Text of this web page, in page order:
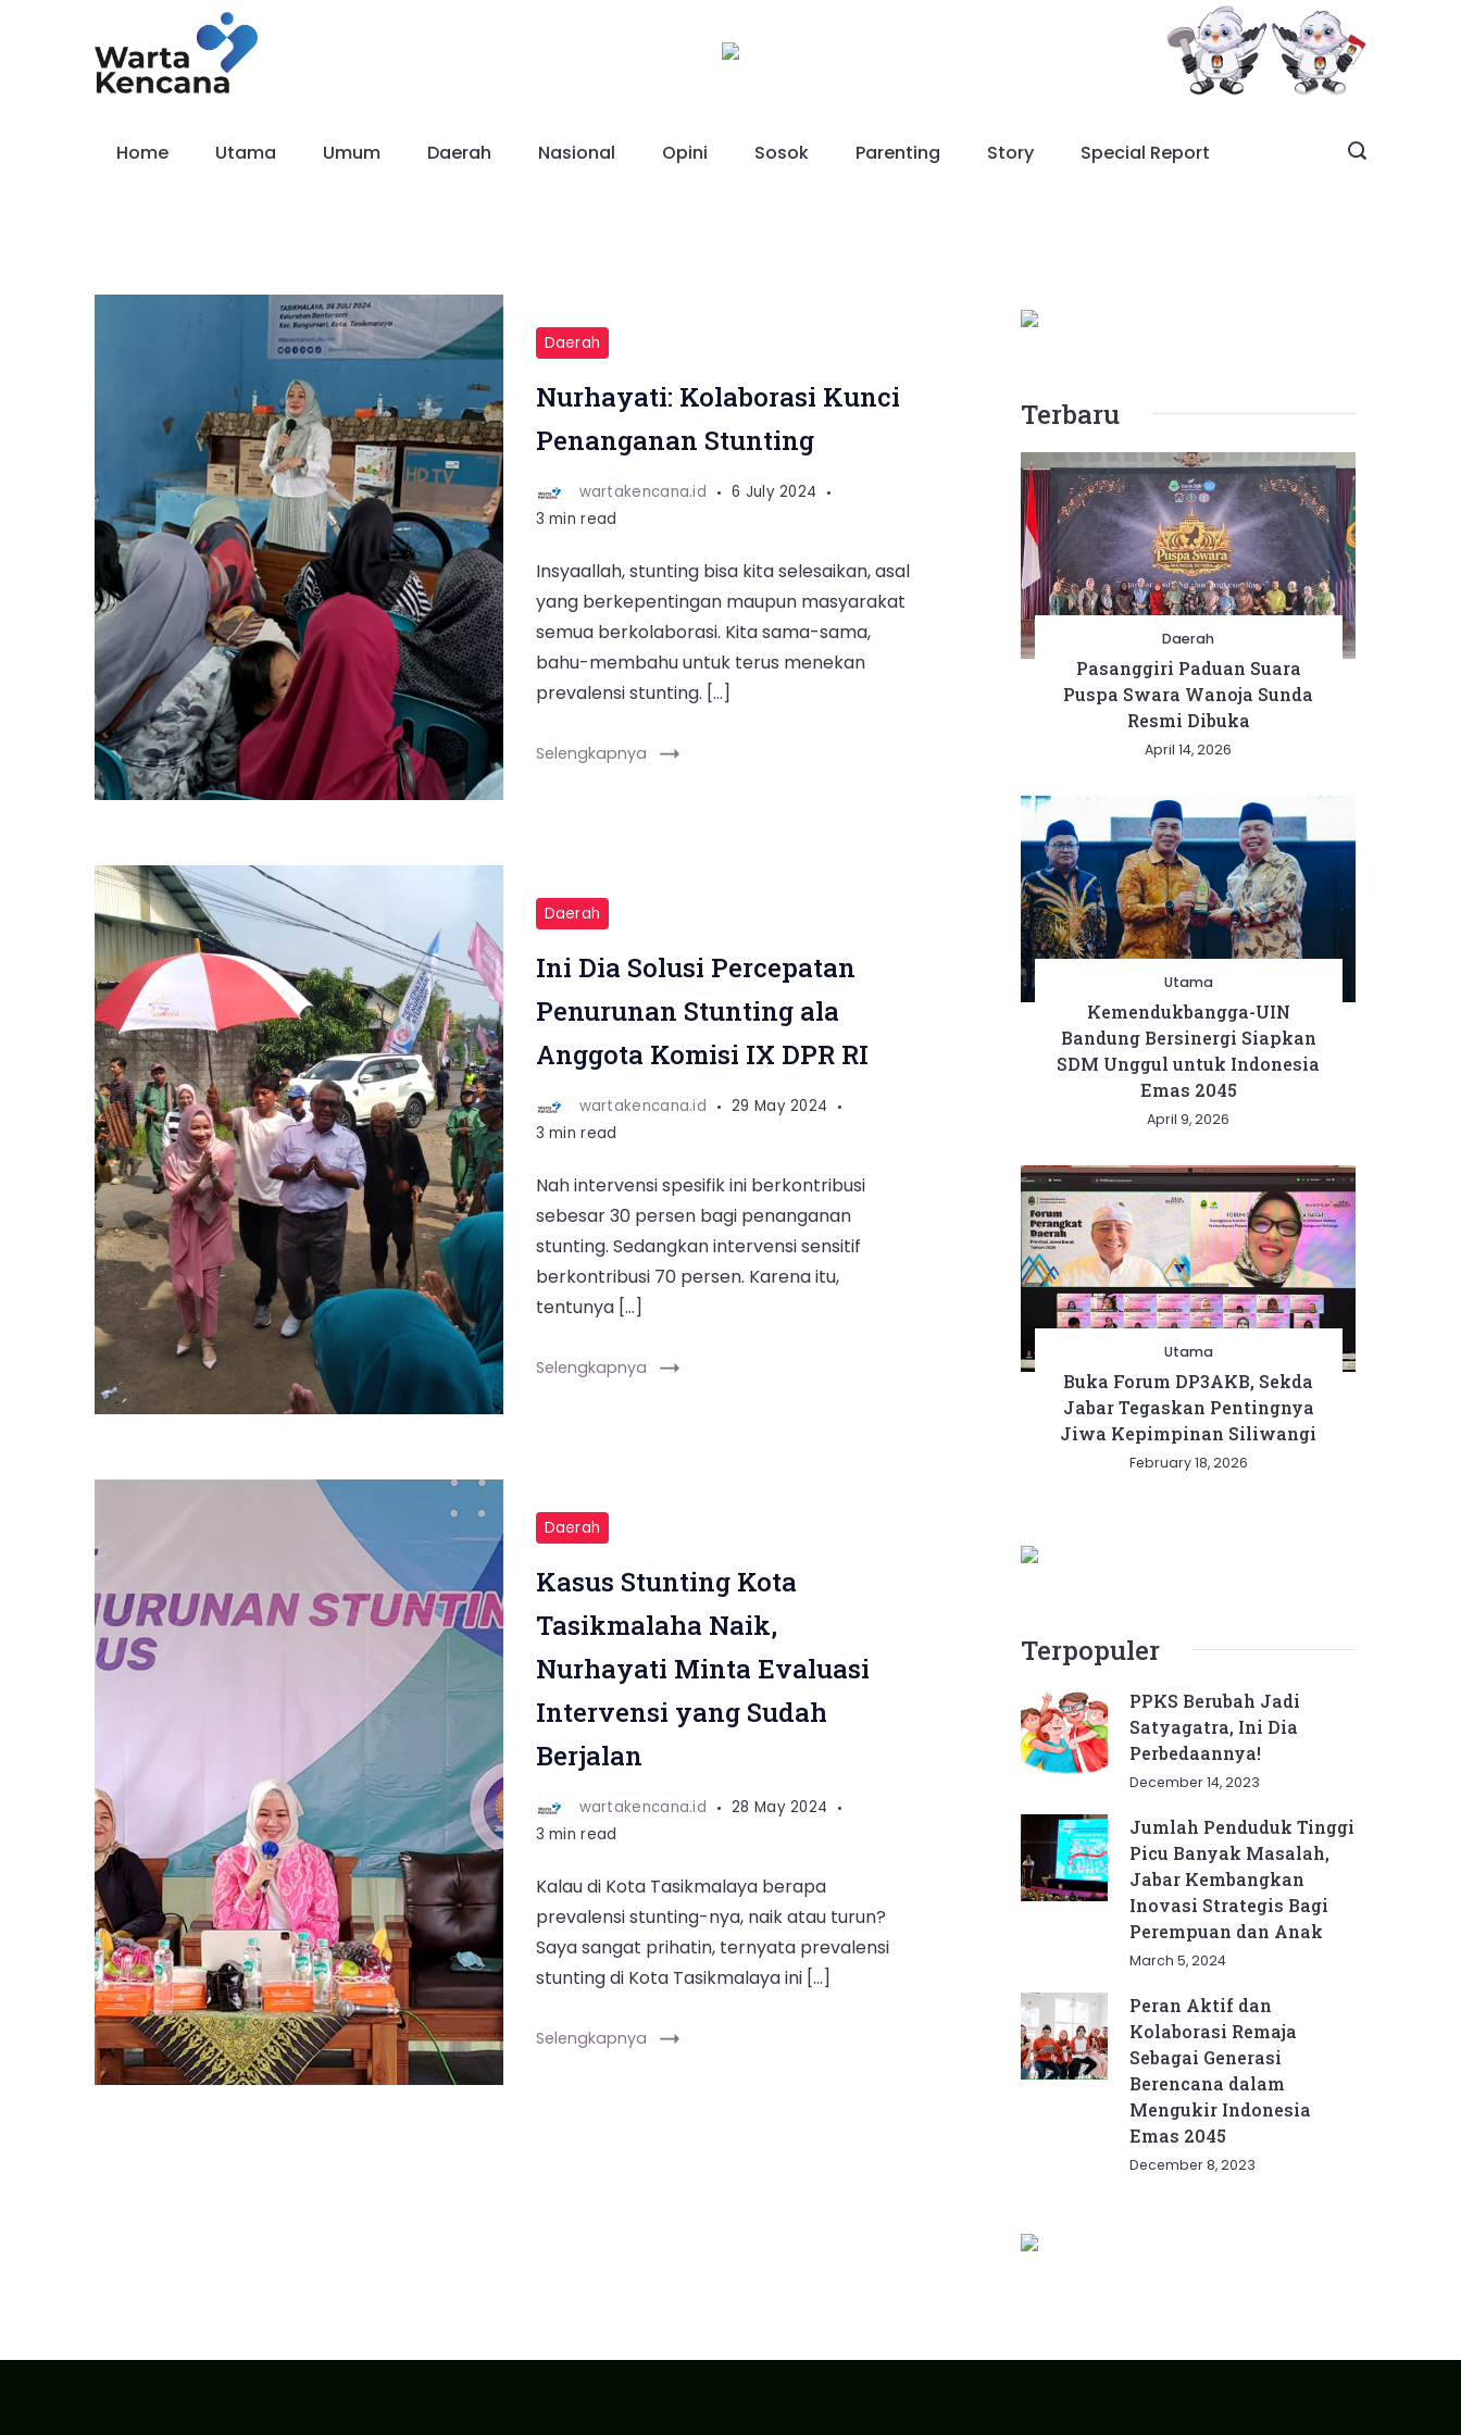
Home Utama Umum Daerah Nasional Opini Sosok Parenting Story Special Report
Daerah
Nurhayati: Kolaborasi Kunci
Penanganan Stunting
wartakencana.id
6 July 2024
3 min read
Insyaallah, stunting bisa kita selesaikan, asal
yang berkepentingan maupun masyarakat
semua berkolaborasi. Kita sama-sama,
bahu-membahu untuk terus menekan
prevalensi stunting. […]
Selengkapnya
Daerah
Ini Dia Solusi Percepatan
Penurunan Stunting ala
Anggota Komisi IX DPR RI
wartakencana.id
29 May 2024
3 min read
Nah intervensi spesifik ini berkontribusi
sebesar 30 persen bagi penanganan
stunting. Sedangkan intervensi sensitif
berkontribusi 70 persen. Karena itu,
tentunya […]
Selengkapnya
Daerah
Kasus Stunting Kota
Tasikmalaha Naik,
Nurhayati Minta Evaluasi
Intervensi yang Sudah
Berjalan
wartakencana.id
28 May 2024
3 min read
Kalau di Kota Tasikmalaya berapa
prevalensi stunting-nya, naik atau turun?
Saya sangat prihatin, ternyata prevalensi
stunting di Kota Tasikmalaya ini […]
Selengkapnya
Terbaru
Daerah
Pasanggiri Paduan Suara
Puspa Swara Wanoja Sunda
Resmi Dibuka
April 14, 2026
Utama
Kemendukbangga-UIN
Bandung Bersinergi Siapkan
SDM Unggul untuk Indonesia
Emas 2045
April 9, 2026
Utama
Buka Forum DP3AKB, Sekda
Jabar Tegaskan Pentingnya
Jiwa Kepimpinan Siliwangi
February 18, 2026
Terpopuler
PPKS Berubah Jadi
Satyagatra, Ini Dia
Perbedaannya!
December 14, 2023
Jumlah Penduduk Tinggi
Picu Banyak Masalah,
Jabar Kembangkan
Inovasi Strategis Bagi
Perempuan dan Anak
March 5, 2024
Peran Aktif dan
Kolaborasi Remaja
Sebagai Generasi
Berencana dalam
Mengukir Indonesia
Emas 2045
December 8, 2023